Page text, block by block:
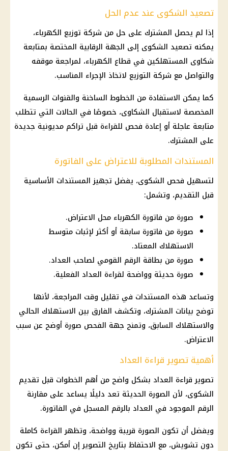
تصعيد الشكوى عند عدم الحل
إذا لم يحصل المشترك على حل من شركة توزيع الكهرباء،
يمكنه تصعيد الشكوى إلى الجهة الرقابية المختصة بمتابعة
شكاوى المستهلكين في قطاع الكهرباء، لمراجعة موقفه
والتواصل مع شركة التوزيع لاتخاذ الإجراء المناسب.
كما يمكن الاستفادة من الخطوط الساخنة والقنوات الرسمية
المخصصة لاستقبال الشكاوى، خصوصًا في الحالات التي تتطلب
متابعة عاجلة أو إعادة فحص للقراءة قبل تراكم مديونية جديدة
على المشترك.
المستندات المطلوبة للاعتراض على الفاتورة
لتسهيل فحص الشكوى، يفضل تجهيز المستندات الأساسية
قبل التقديم، وتشمل:
صورة من فاتورة الكهرباء محل الاعتراض.
صورة من فاتورة سابقة أو أكثر لإثبات متوسط
الاستهلاك المعتاد.
صورة من بطاقة الرقم القومي لصاحب العداد.
صورة حديثة وواضحة لقراءة العداد الفعلية.
وتساعد هذه المستندات في تقليل وقت المراجعة، لأنها
توضح بيانات المشترك، وتكشف الفارق بين الاستهلاك الحالي
والاستهلاك السابق، وتمنح جهة الفحص صورة أوضح عن سبب
الاعتراض.
أهمية تصوير قراءة العداد
تصوير قراءة العداد بشكل واضح من أهم الخطوات قبل تقديم
الشكوى، لأن الصورة الحديثة تعد دليلًا يساعد على مقارنة
الرقم الموجود في العداد بالرقم المسجل في الفاتورة.
ويفضل أن تكون الصورة قريبة وواضحة، وتظهر القراءة كاملة
دون تشويش، مع الاحتفاظ بتاريخ التصوير إن أمكن، حتى تكون